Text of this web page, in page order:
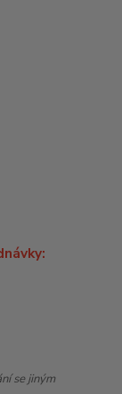
se jiným